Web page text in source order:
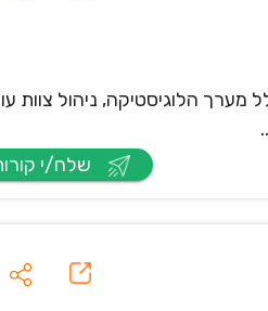
הלוגיסטיקה, ניהול צוות